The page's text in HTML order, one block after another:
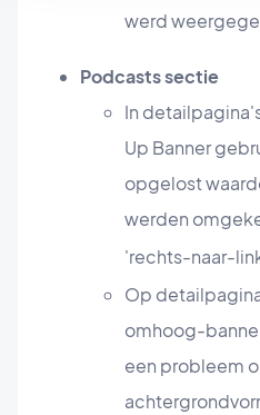
werd
Podcasts sectie
In
Up Banner
opgelost
werden
'rechts-naar-
Op
omhoog-
een probleem